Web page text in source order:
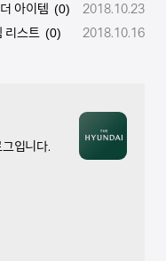
아이템 (0)
2018.10.23
리스트 (0) 2018.10.16
입니다.